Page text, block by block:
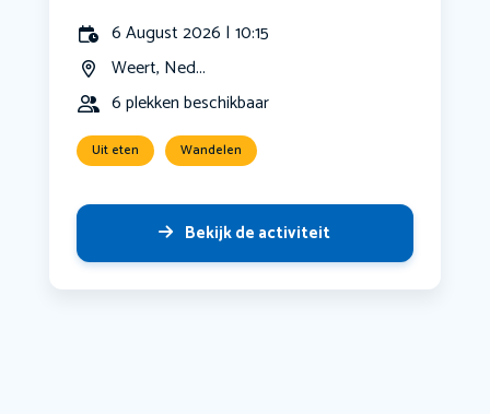
6 August 2026 | 10:15
Weert, Ned...
6 plekken beschikbaar
Uit eten Wandelen
Bekijk de activiteit